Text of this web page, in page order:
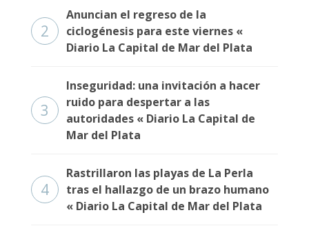
2
Anuncian el regreso de la
ciclogénesis para este viernes «
Diario La Capital de Mar del Plata
3
Inseguridad: una invitación a hacer
ruido para despertar a las
autoridades « Diario La Capital de
Mar del Plata
4
Rastrillaron las playas de La Perla
tras el hallazgo de un brazo humano
« Diario La Capital de Mar del Plata